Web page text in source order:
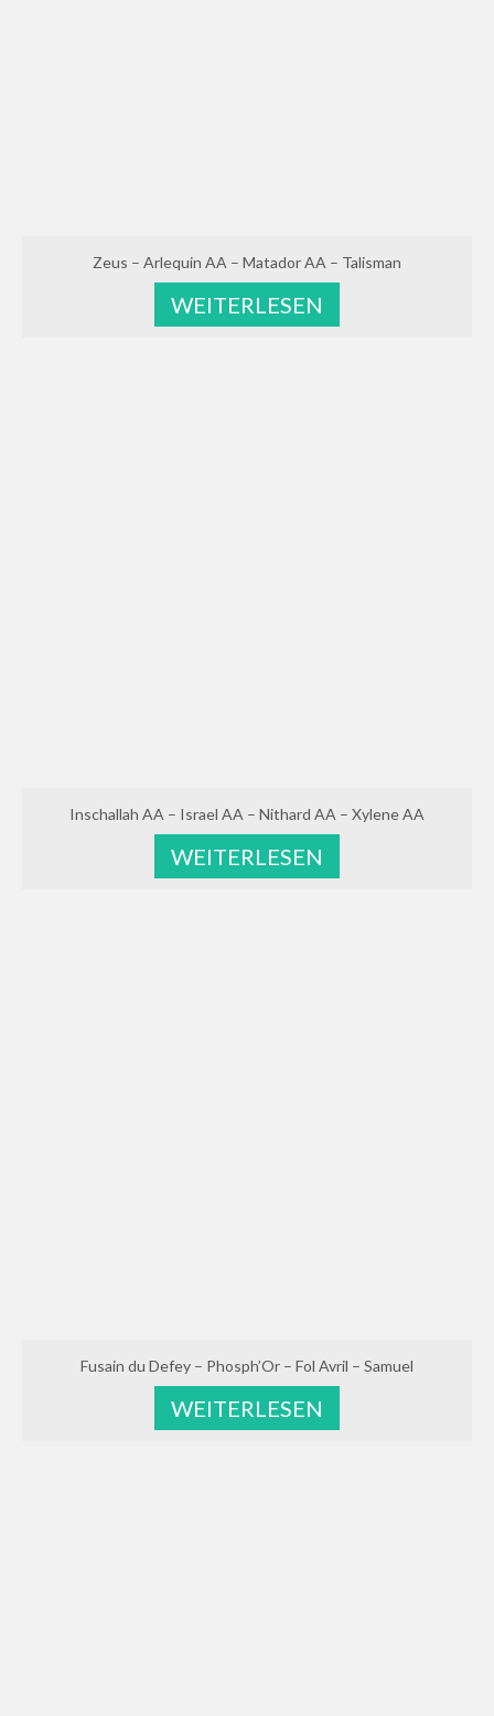
Zeus – Arlequin AA – Matador AA – Talisman
WEITERLESEN
Inschallah AA – Israel AA – Nithard AA – Xylene AA
WEITERLESEN
Fusain du Defey – Phosph’Or – Fol Avril – Samuel
WEITERLESEN